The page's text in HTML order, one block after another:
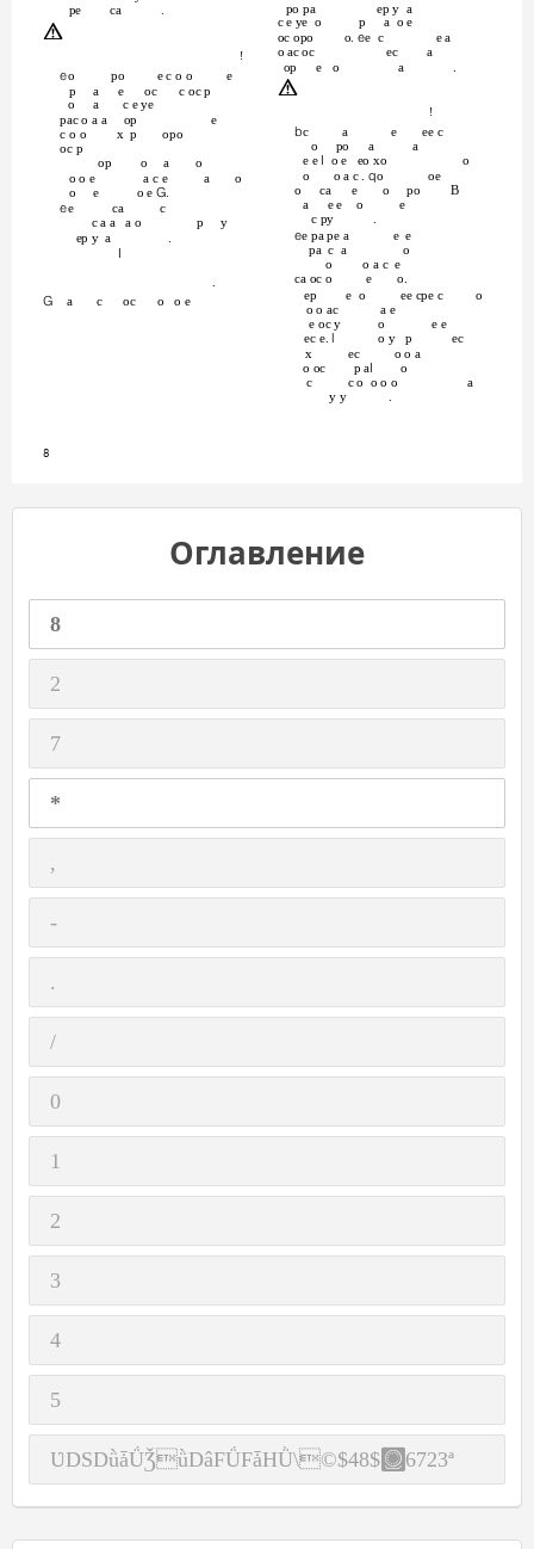
8
pe ca .
m
!
Ho po e c o o
e
p
a e oc c oc p
o a c e ye
pac o a a op e
c o o x p
opo
oc p
op
o a o
o o e a c e a o
o e
o e *.
He
ca
c
c a a a o
p
y
ep y a
.
* a
c oc o o e
po pa
ep y a
c e ye o p a o e
oc opo o. He c
e a
o ac oc
ec
a
op
e o a
m
!
Ec a e
ee c
o
po a a
e e , o e eo xo
o
o
o a c . To oe
o ca e o po
B
a
e e o
e
c py
.
He pa pe a
e e
pa c a
o
o
o a c e
ca oc o
e
o.
ep
e o ee cpe c
o
o o ac
a e
e oc y o e e
ec e. O o y p
ec
x
ec
o o a
o oc
p a,
o
c
c o o o o a
y y .
Оглавление
8
2
7
*
,
-
.
/
0
1
2
3
4
5
ƲDSDǜǡǗǮǜDâFǗFǡHǛ\©$48$6723ª